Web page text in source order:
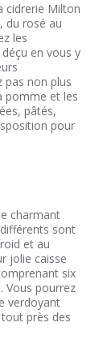
cidrerie Milton
du rosé au
les
en vous y
pas non plus
pomme et les
pâtés,
pour
charmant
sont
et au
jolie caisse
six
Vous pourrez
verdoyant
près des